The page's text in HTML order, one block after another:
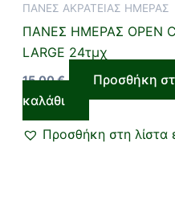
ΠΑΝΕΣ ΑΚΡΑΤΕΙΑΣ ΗΜΕΡΑΣ
ΠΑΝΕΣ ΗΜΕΡΑΣ OPEN
LARGE 24τμχ
15,00€
Προσθήκη
καλάθι
Προσθήκη στη λίστα